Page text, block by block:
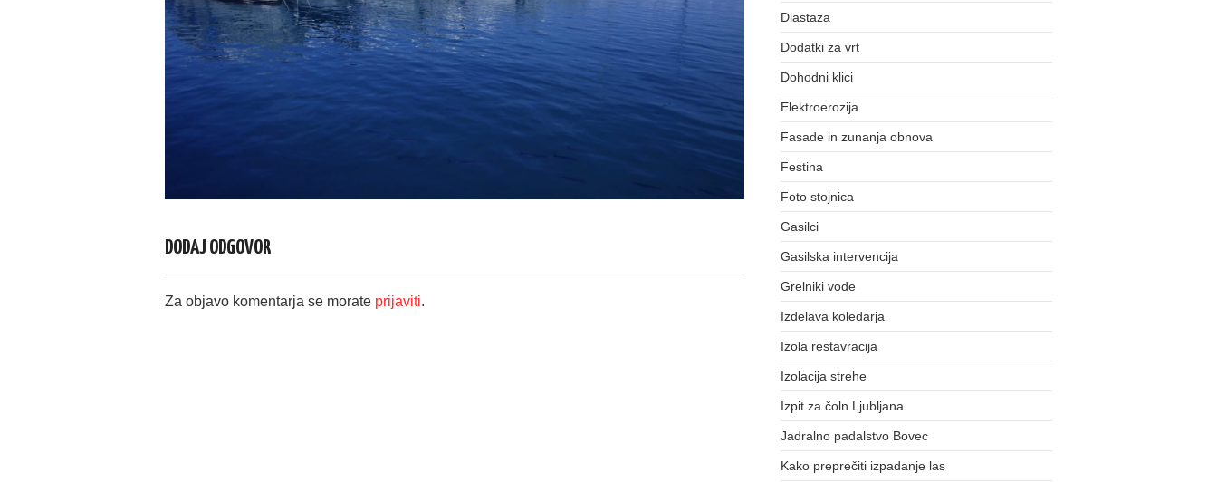
DODAJ ODGOVOR
Za objavo komentarja se morate prijaviti.
Diastaza
Dodatki za vrt
Dohodni klici
Elektroerozija
Fasade in zunanja obnova
Festina
Foto stojnica
Gasilci
Gasilska intervencija
Grelniki vode
Izdelava koledarja
Izola restavracija
Izolacija strehe
Izpit za čoln Ljubljana
Jadralno padalstvo Bovec
Kako preprečiti izpadanje las